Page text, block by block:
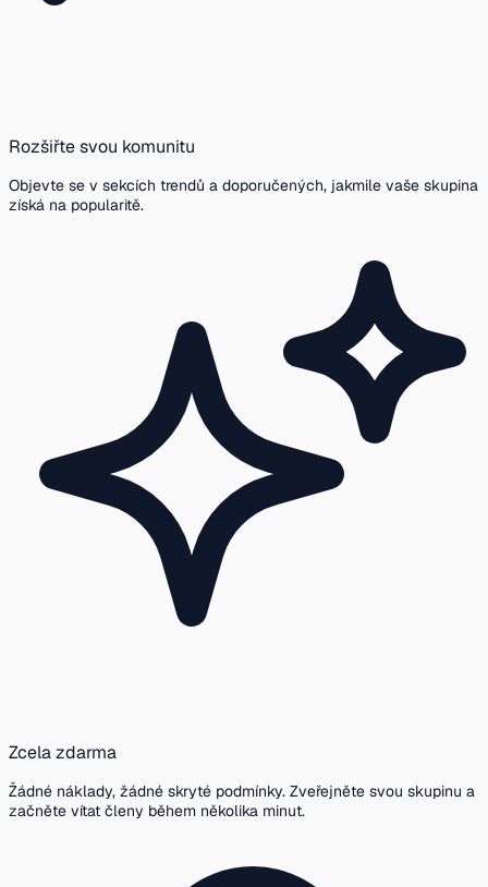
Rozšiřte svou komunitu
Objevte se v sekcích trendů a doporučených, jakmile vaše skupina
získá na popularitě.
Zcela zdarma
Žádné náklady, žádné skryté podmínky. Zveřejněte svou skupinu a
začněte vítat členy během několika minut.